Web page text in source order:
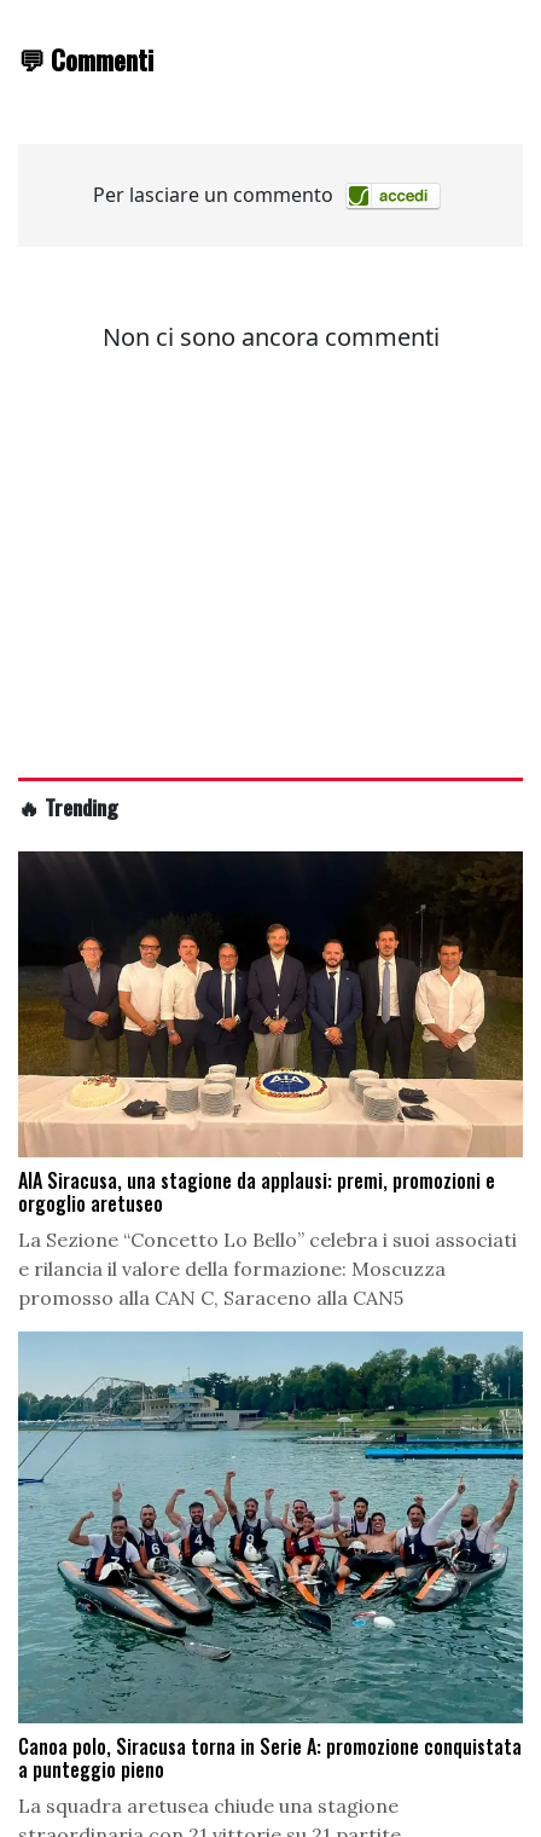
💬 Commenti
🔥 Trending
AIA Siracusa, una stagione da applausi: premi, promozioni e
orgoglio aretuseo
La Sezione “Concetto Lo Bello” celebra i suoi associati
e rilancia il valore della formazione: Moscuzza
promosso alla CAN C, Saraceno alla CAN5
Canoa polo, Siracusa torna in Serie A: promozione conquistata
a punteggio pieno
La squadra aretusea chiude una stagione